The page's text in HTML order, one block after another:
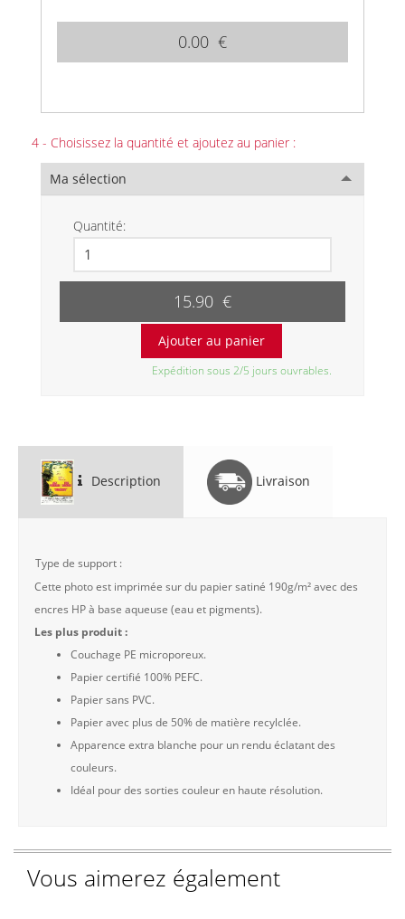
0.00 €
4 - Choisissez la quantité et ajoutez au panier :
Ma sélection
Quantité:
15.90 €
Expédition sous 2/5 jours ouvrables.
Description Livraison
Type de support :
Cette photo est imprimée sur du papier satiné 190g/m² avec des
encres HP à base aqueuse (eau et pigments).
Les plus produit :
Couchage PE microporeux.
Papier certifié 100% PEFC.
Papier sans PVC.
Papier avec plus de 50% de matière recylclée.
Apparence extra blanche pour un rendu éclatant des
couleurs.
Idéal pour des sorties couleur en haute résolution.
Vous aimerez également